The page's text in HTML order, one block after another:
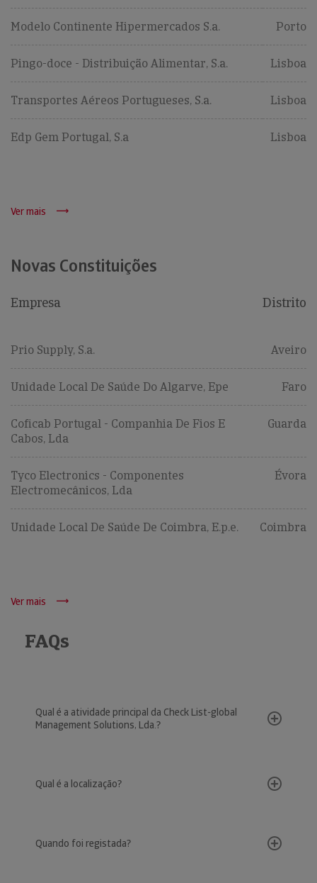
Modelo Continente Hipermercados S.a. Porto
Pingo-doce - Distribuição Alimentar, S.a. Lisboa
Transportes Aéreos Portugueses, S.a. Lisboa
Edp Gem Portugal, S.a Lisboa
Ver mais
Novas Constituições
Empresa Distrito
Prio Supply, S.a. Aveiro
Unidade Local De Saúde Do Algarve, Epe Faro
Coficab Portugal - Companhia De Fios E
Cabos, Lda
Guarda
Tyco Electronics - Componentes
Electromecânicos, Lda
Évora
Unidade Local De Saúde De Coimbra, E.p.e. Coimbra
Ver mais
FAQs
Qual é a atividade principal da Check List-global
Management Solutions, Lda.?
Qual é a localização?
Quando foi registada?